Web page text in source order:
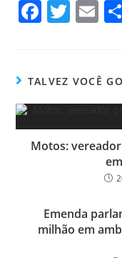
Fa
ok
T
er
E
TALVEZ VOCÊ
Motos:
Emenda
milhão em